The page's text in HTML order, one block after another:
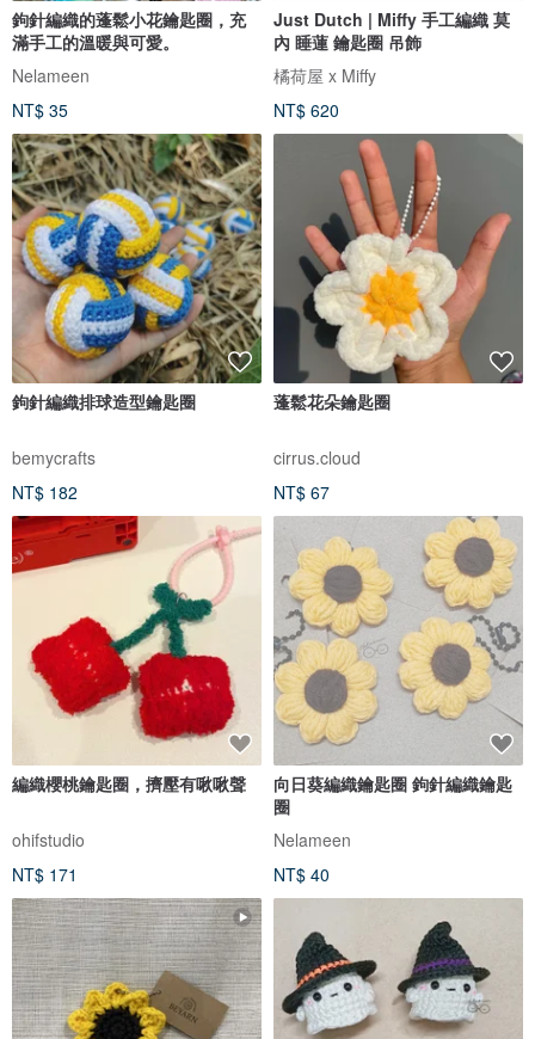
鉤針編織的蓬鬆小花鑰匙圈，充
滿手工的溫暖與可愛。
Nelameen
NT$ 35
Just Dutch | Miffy 手工編織 莫
內 睡蓮 鑰匙圈 吊飾
橘荷屋 x Miffy
NT$ 620
鉤針編織排球造型鑰匙圈
bemycrafts
NT$ 182
蓬鬆花朵鑰匙圈
cirrus.cloud
NT$ 67
編織櫻桃鑰匙圈，擠壓有啾啾聲
ohifstudio
NT$ 171
向日葵編織鑰匙圈 鉤針編織鑰匙
圈
Nelameen
NT$ 40